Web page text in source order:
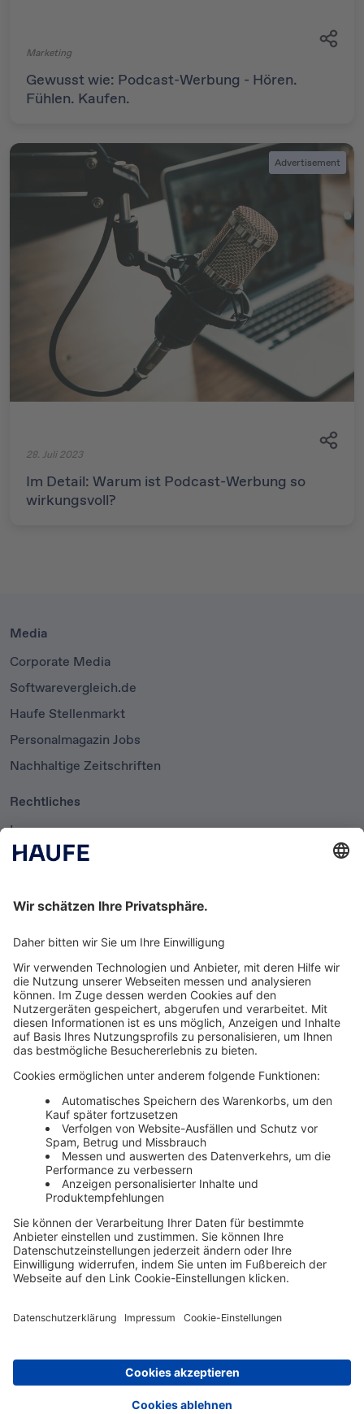
Marketing
Gewusst wie: Podcast-Werbung - Hören.
Fühlen. Kaufen.
Advertisement
28. Juli 2023
Im Detail: Warum ist Podcast-Werbung so
wirkungsvoll?
Media
Corporate Media
Softwarevergleich.de
Haufe Stellenmarkt
Personalmagazin Jobs
Nachhaltige Zeitschriften
Rechtliches
Impressum
Datenschutzerklärung
AGB
Newsletter
Media News
Haufe Media Sales
Alle Werbeformen, Werbeträger und Zielmärkte an einem
Ort. Haufe Media Sales bietet Ihnen einen breiten
Überblick um Werbemaßnahmen unkompliziert zu
buchen und schnell umzusetzen.
Über die Haufe Group